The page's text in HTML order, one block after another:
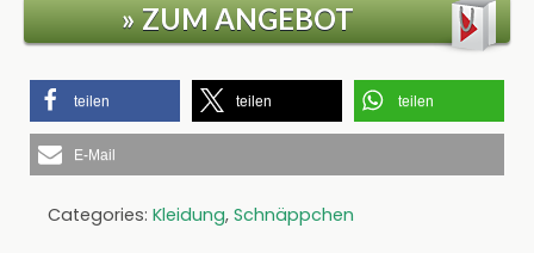
» ZUM ANGEBOT
teilen teilen teilen
E-Mail
Categories: Kleidung, Schnäppchen